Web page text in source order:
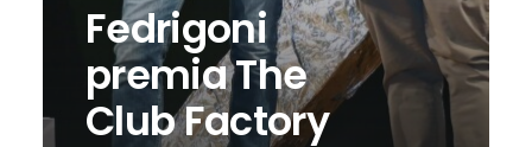
Fedrigoni
premia The
Club Factory